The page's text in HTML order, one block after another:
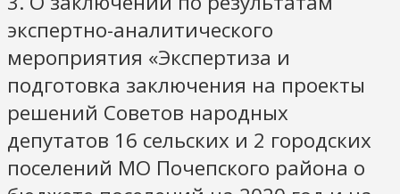
экспертно-аналитического
мероприятия «Экспертиза и
подготовка заключения на проекты
решений Советов народных
депутатов 16 сельских и 2 городских
поселений МО Почепского района о